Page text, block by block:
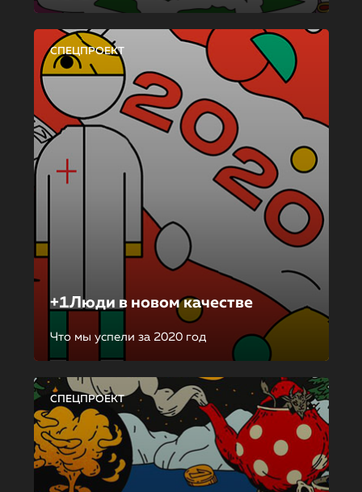
СПЕЦПРОЕКТ
+1Люди в новом качестве
Что мы успели за 2020 год
СПЕЦПРОЕКТ